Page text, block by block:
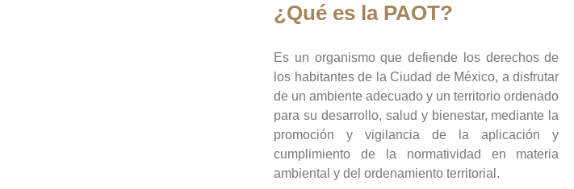
¿Qué es la PAOT?
Es un organismo que defiende los derechos de
los habitantes de la Ciudad de México, a disfrutar
de un ambiente adecuado y un territorio ordenado
para su desarrollo, salud y bienestar, mediante la
promoción y vigilancia de la aplicación y
cumplimiento de la normatividad en materia
ambiental y del ordenamiento territorial.